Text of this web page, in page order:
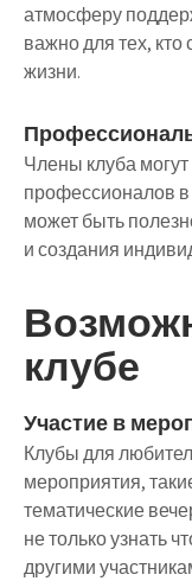
атмосферу
важно для тех, кто
жизни.
Члены клуба могут
профессионалов в
может быть
и создания
клубе
Участие в
Клубы для
мероприятия,
тематические
не только узнать
другими